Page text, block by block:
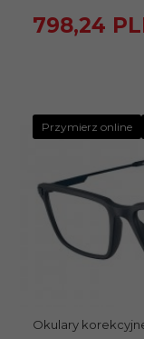
798,24
Przymierz online
Okulary